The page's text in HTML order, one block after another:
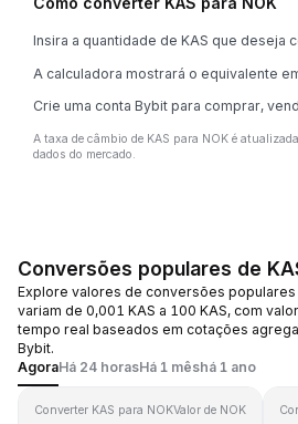
Insira a quantidade de KAS que deseja
A calculadora mostrará o equivalente
Crie uma conta Bybit para comprar,
A taxa de câmbio de KAS para NOK é
dados do mercado.
Conversões populares de
Explore valores de conversões populares
variam de 0,001 KAS a 100 KAS, com
tempo real baseados em cotações
Bybit.
AgoraHá 24 horasHá 1 mêshá 1 ano
Converter KAS para NOKValor de NOK